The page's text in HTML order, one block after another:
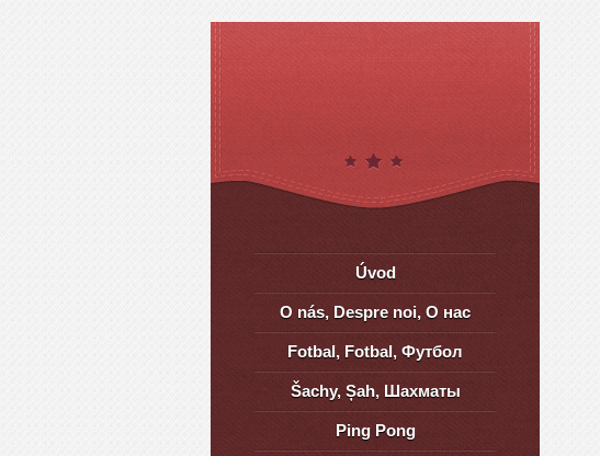
Úvod
O nás, Despre noi, О нас
Fotbal, Fotbal, Футбол
Šachy, Șah, Шахматы
Ping Pong